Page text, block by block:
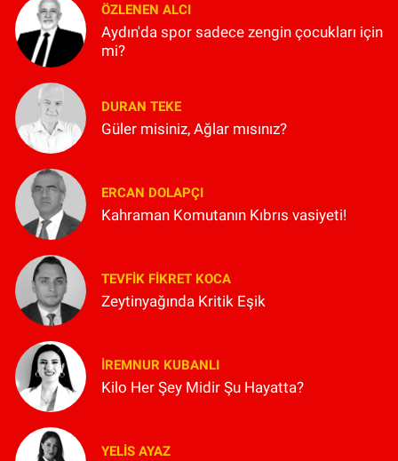
ÖZLENEN ALCI
Aydın'da spor sadece zengin çocukları için
mi?
DURAN TEKE
Güler misiniz, Ağlar mısınız?
ERCAN DOLAPÇI
Kahraman Komutanın Kıbrıs vasiyeti!
TEVFIK FIKRET KOCA
Zeytinyağında Kritik Eşik
İREMNUR KUBANLI
Kilo Her Şey Midir Şu Hayatta?
YELIS AYAZ